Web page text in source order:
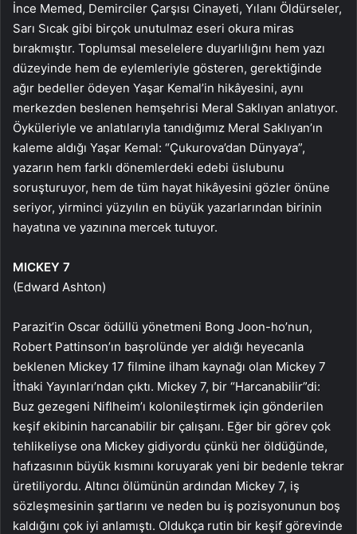
İnce Memed, Demirciler Çarşısı Cinayeti, Yılanı Öldürseler,
Sarı Sıcak gibi birçok unutulmaz eseri okura miras
bırakmıştır. Toplumsal meselelere duyarlılığını hem yazı
düzeyinde hem de eylemleriyle gösteren, gerektiğinde
ağır bedeller ödeyen Yaşar Kemal’in hikâyesini, aynı
merkezden beslenen hemşehrisi Meral Saklıyan anlatıyor.
Öyküleriyle ve anlatılarıyla tanıdığımız Meral Saklıyan’ın
kaleme aldığı Yaşar Kemal: “Çukurova’dan Dünyaya”,
yazarın hem farklı dönemlerdeki edebi üslubunu
soruşturuyor, hem de tüm hayat hikâyesini gözler önüne
seriyor, yirminci yüzyılın en büyük yazarlarından birinin
hayatına ve yazınına mercek tutuyor.
MICKEY 7
(Edward Ashton)
Parazit’in Oscar ödüllü yönetmeni Bong Joon-ho’nun,
Robert Pattinson’ın başrolünde yer aldığı heyecanla
beklenen Mickey 17 filmine ilham kaynağı olan Mickey 7
İthaki Yayınları’ndan çıktı. Mickey 7, bir “Harcanabilir”di:
Buz gezegeni Niflheim’ı kolonileştirmek için gönderilen
keşif ekibinin harcanabilir bir çalışanı. Eğer bir görev çok
tehlikeliyse ona Mickey gidiyordu çünkü her öldüğünde,
hafızasının büyük kısmını koruyarak yeni bir bedenle tekrar
üretiliyordu. Altıncı ölümünün ardından Mickey 7, iş
sözleşmesinin şartlarını ve neden bu iş pozisyonunun boş
kaldığını çok iyi anlamıştı. Oldukça rutin bir keşif görevinde